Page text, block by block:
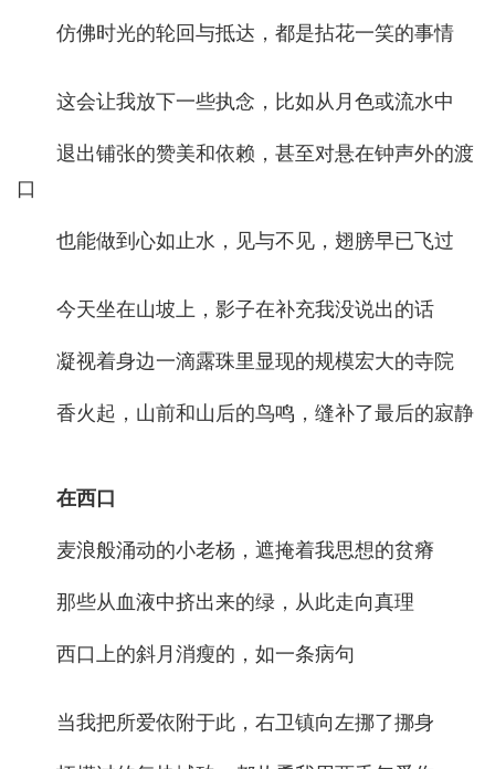
仿佛时光的轮回与抵达，都是拈花一笑的事情
这会让我放下一些执念，比如从月色或流水中
退出铺张的赞美和依赖，甚至对悬在钟声外的渡
口
也能做到心如止水，见与不见，翅膀早已飞过
今天坐在山坡上，影子在补充我没说出的话
凝视着身边一滴露珠里显现的规模宏大的寺院
香火起，山前和山后的鸟鸣，缝补了最后的寂静
在西口
麦浪般涌动的小老杨，遮掩着我思想的贫瘠
那些从血液中挤出来的绿，从此走向真理
西口上的斜月消瘦的，如一条病句
当我把所爱依附于此，右卫镇向左挪了挪身